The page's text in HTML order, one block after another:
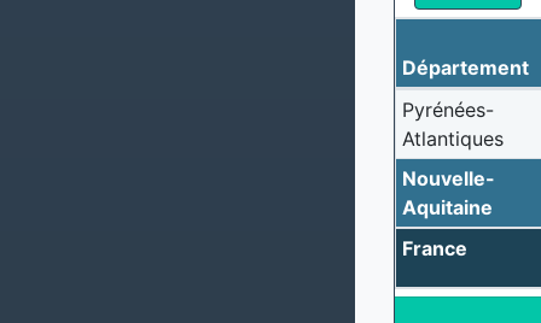
Département
Pyrénées-
Atlantiques
Nouvelle-
Aquitaine
France